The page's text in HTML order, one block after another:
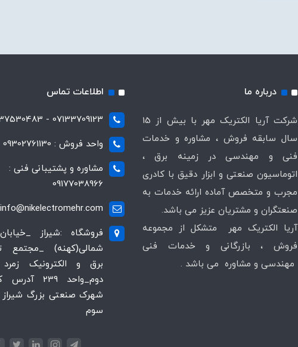
درباره ما
شرکت آریا الکتریک مهر با بیش از 15
سال سابقه فروش ، مشاوره و خدمات
فنی و مهندسی در زمینه برق ،
اتوماسیون صنعتی و ابزار دقیق با کادری
مجرب و متخصص آماده ارائه خدمات به
صنعتگران و مشتریان عزیز می باشد.
آریا الکتریک مهر متشکل از مجموعه
فروش ، بازرگانی و خدمات فنی
مهندسی و مشاوره می باشد .
اطلاعات تماس
07133709123 - 07137530483
واحد فروش : 09302761130
مشاوره و پشتیبانی فنی :
09177038966
info@nikelectromehr.com
فروشگاه :شیراز
شمالی(کهنه)
برق و الکترونیک
دوم_واحد 239
شهرک صنعتی بزرگ شیراز
سوم